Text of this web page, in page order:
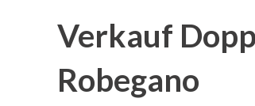
Verkauf
Robegano